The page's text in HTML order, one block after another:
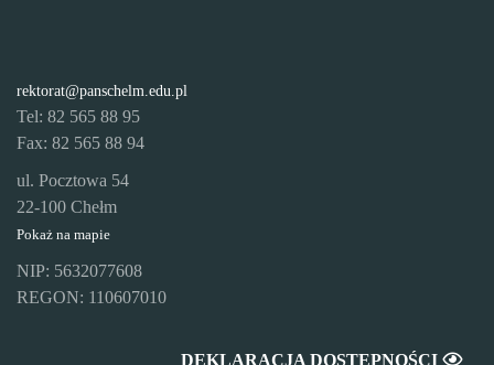
rektorat@panschelm.edu.pl
Tel: 82 565 88 95
Fax: 82 565 88 94
ul. Pocztowa 54
22-100 Chełm
Pokaż na mapie
NIP: 5632077608
REGON: 110607010
DEKLARACJA DOSTĘPNOŚCI